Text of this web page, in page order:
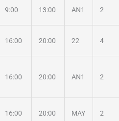
9:00 13:00 AN1 2
16:00 20:00 22 4
16:00 20:00 AN1 2
16:00 20:00 MAY 2